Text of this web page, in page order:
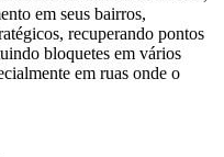
em seus bairros,
recuperando pontos
bloquetes em vários
em ruas onde o